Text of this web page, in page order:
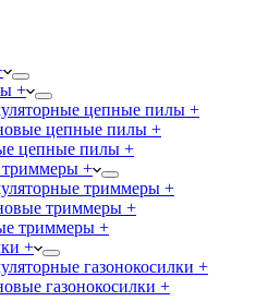
+
цепные пилы +
цепные пилы +
цепные пилы +
+
триммеры +
триммеры +
триммеры +
+
газонокосилки +
газонокосилки +